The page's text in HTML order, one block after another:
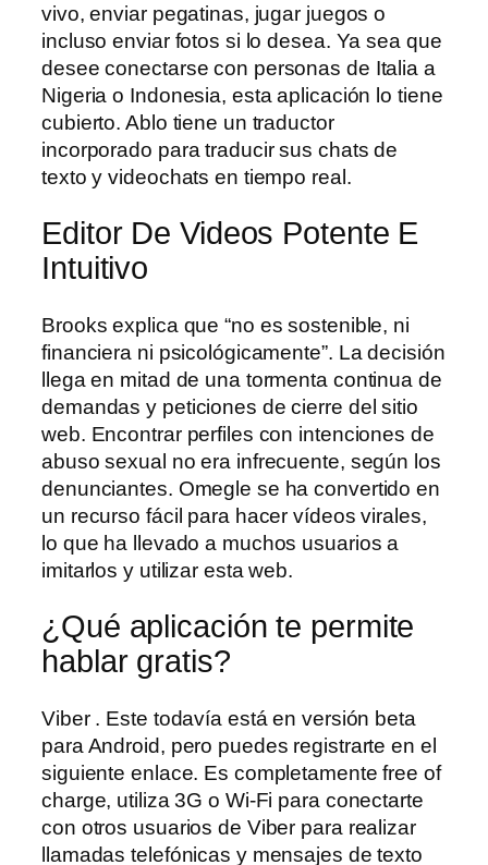
vivo, enviar pegatinas, jugar juegos o
incluso enviar fotos si lo desea. Ya sea que
desee conectarse con personas de Italia a
Nigeria o Indonesia, esta aplicación lo tiene
cubierto. Ablo tiene un traductor
incorporado para traducir sus chats de
texto y videochats en tiempo real.
Editor De Videos Potente E
Intuitivo
Brooks explica que “no es sostenible, ni
financiera ni psicológicamente”. La decisión
llega en mitad de una tormenta continua de
demandas y peticiones de cierre del sitio
web. Encontrar perfiles con intenciones de
abuso sexual no era infrecuente, según los
denunciantes. Omegle se ha convertido en
un recurso fácil para hacer vídeos virales,
lo que ha llevado a muchos usuarios a
imitarlos y utilizar esta web.
¿Qué aplicación te permite
hablar gratis?
Viber . Este todavía está en versión beta
para Android, pero puedes registrarte en el
siguiente enlace. Es completamente free of
charge, utiliza 3G o Wi-Fi para conectarte
con otros usuarios de Viber para realizar
llamadas telefónicas y mensajes de texto